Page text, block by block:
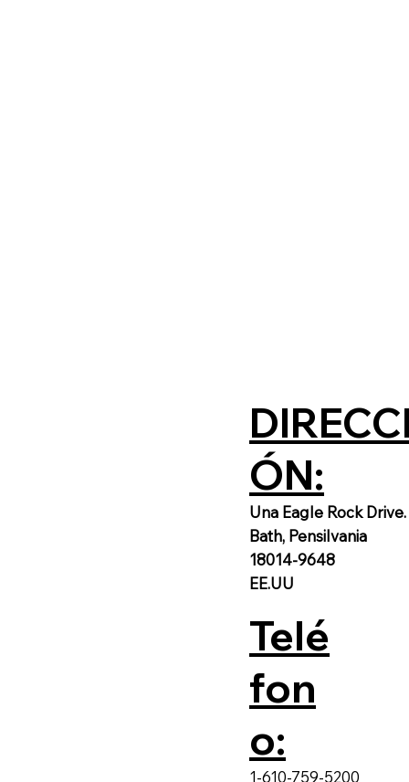
DIRECCI
ÓN:
Una Eagle Rock Drive.
Bath, Pensilvania
18014-9648
EE.UU
Telé
fon
o:
1-610-759-5200